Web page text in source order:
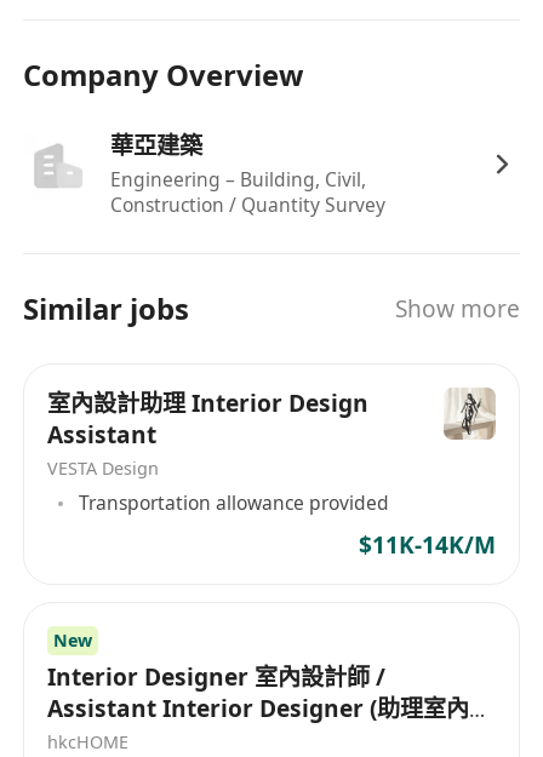
時間為上午9時至下午6時，午休一小時
假期安排具彈性並鼓勵合理休假
提供全面醫療保障計劃，涵蓋門診、住院及牙科
基本服務，支持員工身心健康
要
Company Overview
華亞建築
Engineering – Building, Civil,
Construction / Quantity Survey
Similar jobs Show more
室內設計助理 Interior Design
Assistant
VESTA Design
Transportation allowance provided
$11K-14K/M
New
Interior Designer 室內設計師 /
Assistant Interior Designer (助理室內設
計師)
hkcHOME